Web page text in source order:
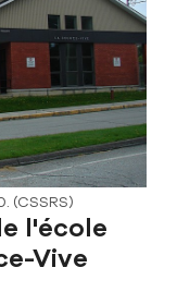
(CSSRS)
l'école
Vive